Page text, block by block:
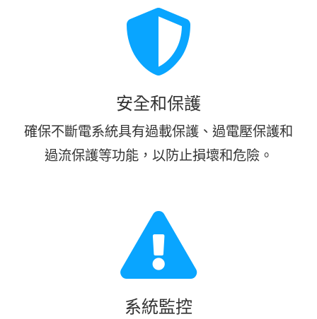
安全和保護
確保不斷電系統具有過載保護、過電壓保護和
過流保護等功能，以防止損壞和危險。
系統監控